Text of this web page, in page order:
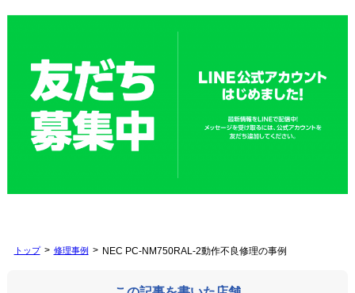
トップ 修理事例 NEC PC-NM750RAL-2動作不良修理の事例